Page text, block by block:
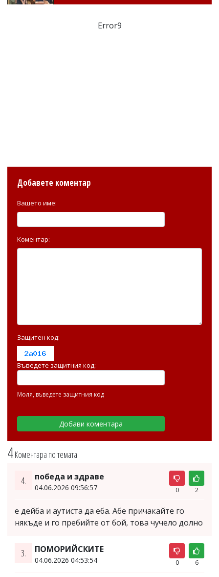
Error9
4Коментара по темата
4. победа и здраве
04.06.2026 09:56:57 0 2
е дейба и аутиста да еба. Абе причакайте го
някъде и го пребийте от бой, това чучело долно
3. ПОМОРИЙСКИТЕ
04.06.2026 04:53:54 0 6
Добавете коментар
Вашето име:
Коментар:
Защитен код:
Въведете защитния код:
Моля, въведете защитния код